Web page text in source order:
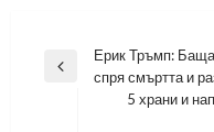
Навигация
Previous
Ерик Тръмп:
спря смъртта и
5 храни и